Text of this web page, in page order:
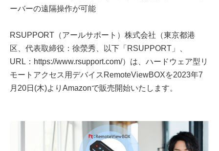
ーバーの遠隔操作が可能
RSUPPORT（アールサポート）株式会社（東京都港
区、代表取締役：徐滎秀、以下「RSUPPORT」、
URL：https://www.rsupport.com/）は、ハードウェア型リ
モートアクセス用デバイスRemoteViewBOXを2023年7
月20日(木)よりAmazonで販売開始いたします。